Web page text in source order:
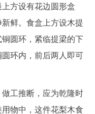
方设有花边圆形盒
鲜。食盒上方设木提
圆环，紧临提梁的下
环内，前后两人即可
工推断，应为乾隆时
物中，这件花梨木食